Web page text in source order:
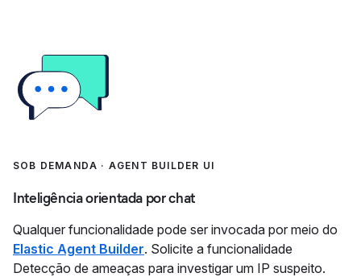
SOB DEMANDA · AGENT BUILDER UI
Inteligência orientada por chat
Qualquer funcionalidade pode ser invocada por meio do
Elastic Agent Builder. Solicite a funcionalidade
Detecção de ameaças para investigar um IP suspeito.